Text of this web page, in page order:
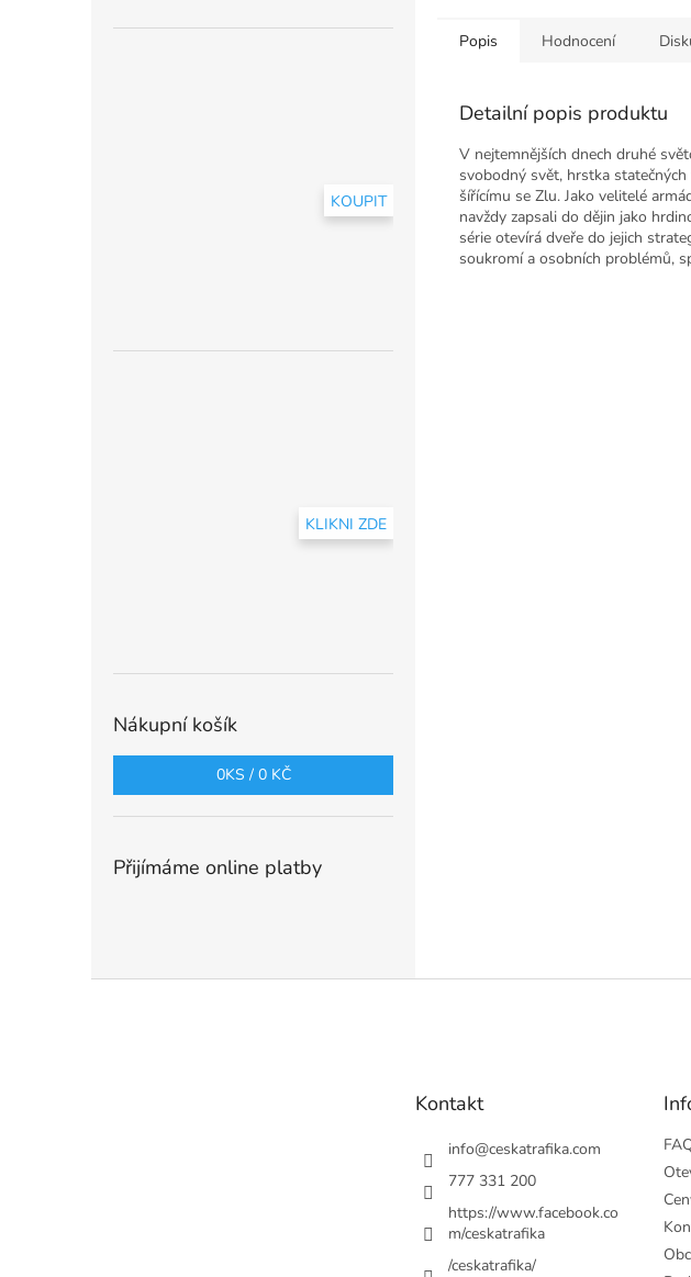
KOUPIT
KLIKNI ZDE
Nákupní košík
0KS / 0 KČ
Přijímáme online platby
Popis Hodnocení
Detailní popis produktu
V nejtemnějších dnech druhé
svobodný svět, hrstka
šířícímu se Zlu. Jako velitelé
navždy zapsali do dějin jako
série otevírá dveře do jejich
soukromí a osobních problémů,
Kontakt
info@ceskatrafika.com
777 331 200
https://www.facebook.co
m/ceskatrafika
/ceskatrafika/